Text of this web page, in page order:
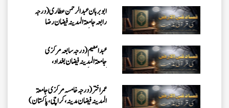
ابو برہان عبدالرحمن عطاری (درجہ
رابعہ جامعۃالمدینہ فیضان رضا
عبدالمقیم (درجہ سابعہ مرکزی
جامعۃالمدینہ فیضان بغداد،
عمر اختر (درجہ خامسہ مرکزی جامعۃ
المدینہ فیضان مدینہ ،کراچی،پاکستان)